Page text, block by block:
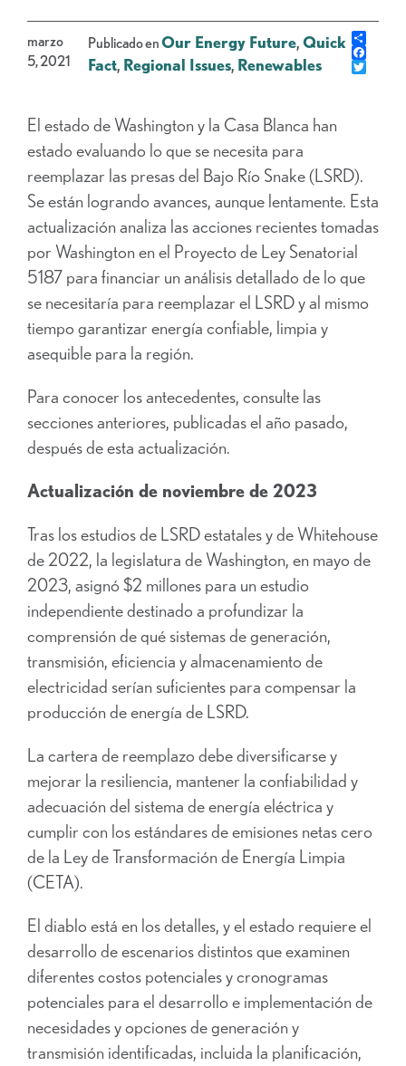
marzo
5, 2021
Publicado enOur Energy Future,Quick
Fact, Regional Issues, Renewables
El estado de Washington y la Casa Blanca han
estado evaluando lo que se necesita para
reemplazar las presas del Bajo Río Snake (LSRD).
Se están logrando avances, aunque lentamente. Esta
actualización analiza las acciones recientes tomadas
por Washington en el Proyecto de Ley Senatorial
5187 para financiar un análisis detallado de lo que
se necesitaría para reemplazar el LSRD y al mismo
tiempo garantizar energía confiable, limpia y
asequible para la región.
Para conocer los antecedentes, consulte las
secciones anteriores, publicadas el año pasado,
después de esta actualización.
Actualización de noviembre de 2023
Tras los estudios de LSRD estatales y de Whitehouse
de 2022, la legislatura de Washington, en mayo de
2023, asignó $2 millones para un estudio
independiente destinado a profundizar la
comprensión de qué sistemas de generación,
transmisión, eficiencia y almacenamiento de
electricidad serían suficientes para compensar la
producción de energía de LSRD.
La cartera de reemplazo debe diversificarse y
mejorar la resiliencia, mantener la confiabilidad y
adecuación del sistema de energía eléctrica y
cumplir con los estándares de emisiones netas cero
de la Ley de Transformación de Energía Limpia
(CETA).
El diablo está en los detalles, y el estado requiere el
desarrollo de escenarios distintos que examinen
diferentes costos potenciales y cronogramas
potenciales para el desarrollo e implementación de
necesidades y opciones de generación y
transmisión identificadas, incluida la planificación,